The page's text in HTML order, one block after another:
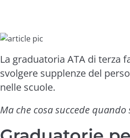
La graduatoria ATA di terza
svolgere supplenze del
nelle scuole.
Ma che cosa succede